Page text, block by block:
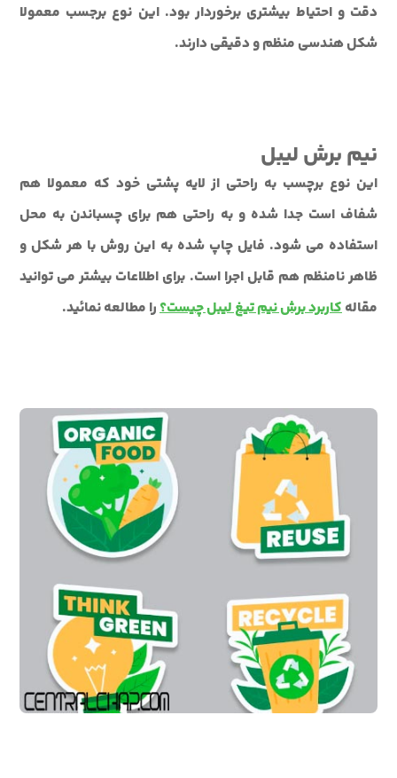
دقت و احتیاط بیشتری برخوردار بود. این نوع برجسب معمولا
شکل هندسی منظم و دقیقی دارند.
نیم برش لیبل
این نوع برچسب به راحتی از لایه پشتی خود که معمولا هم
شفاف است جدا شده و به راحتی هم برای چسباندن به محل
استفاده می شود. فایل چاپ شده به این روش با هر شکل و
ظاهر نامنظم هم قابل اجرا است. برای اطلاعات بیشتر می توانید
مقالهکاربرد برش نیم تیغ لیبل چیست؟را مطالعه نمائید.